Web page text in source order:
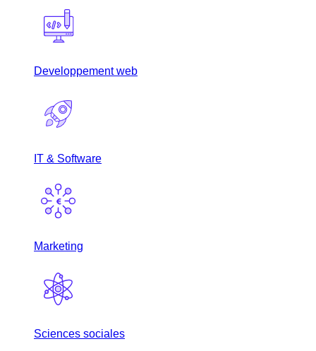
Developpement web
IT & Software
Marketing
Sciences sociales